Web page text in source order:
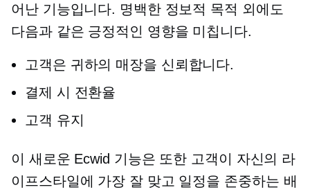
어난 기능입니다. 명백한 정보적 목적 외에도
다음과 같은 긍정적인 영향을 미칩니다.
고객은 귀하의 매장을 신뢰합니다.
결제 시 전환율
고객 유지
이 새로운 Ecwid 기능은 또한 고객이 자신의 라
이프스타일에 가장 잘 맞고 일정을 존중하는 배